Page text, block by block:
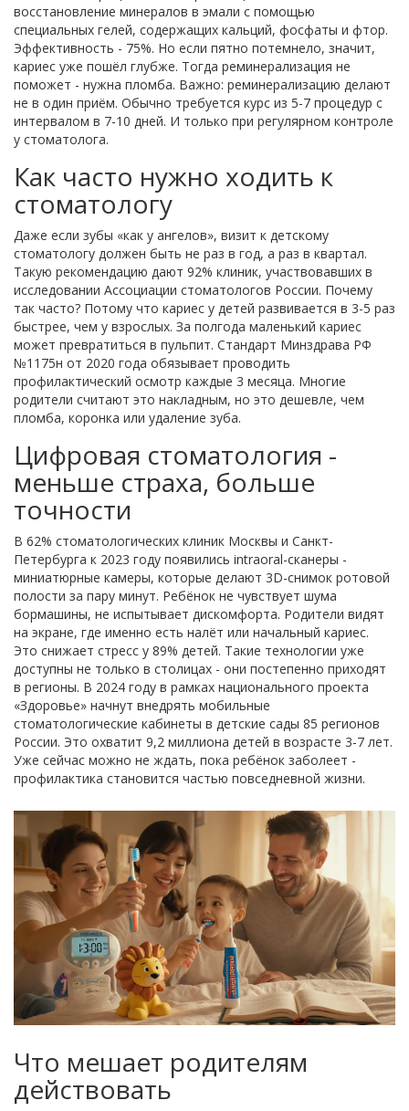
восстановление минералов в эмали с помощью
специальных гелей, содержащих кальций, фосфаты и фтор.
Эффективность - 75%. Но если пятно потемнело, значит,
кариес уже пошёл глубже. Тогда реминерализация не
поможет - нужна пломба. Важно: реминерализацию делают
не в один приём. Обычно требуется курс из 5-7 процедур с
интервалом в 7-10 дней. И только при регулярном контроле
у стоматолога.
Как часто нужно ходить к
стоматологу
Даже если зубы «как у ангелов», визит к детскому
стоматологу должен быть не раз в год, а раз в квартал.
Такую рекомендацию дают 92% клиник, участвовавших в
исследовании Ассоциации стоматологов России. Почему
так часто? Потому что кариес у детей развивается в 3-5 раз
быстрее, чем у взрослых. За полгода маленький кариес
может превратиться в пульпит. Стандарт Минздрава РФ
№1175н от 2020 года обязывает проводить
профилактический осмотр каждые 3 месяца. Многие
родители считают это накладным, но это дешевле, чем
пломба, коронка или удаление зуба.
Цифровая стоматология -
меньше страха, больше
точности
В 62% стоматологических клиник Москвы и Санкт-
Петербурга к 2023 году появились intraoral-сканеры -
миниатюрные камеры, которые делают 3D-снимок ротовой
полости за пару минут. Ребёнок не чувствует шума
бормашины, не испытывает дискомфорта. Родители видят
на экране, где именно есть налёт или начальный кариес.
Это снижает стресс у 89% детей. Такие технологии уже
доступны не только в столицах - они постепенно приходят
в регионы. В 2024 году в рамках национального проекта
«Здоровье» начнут внедрять мобильные
стоматологические кабинеты в детские сады 85 регионов
России. Это охватит 9,2 миллиона детей в возрасте 3-7 лет.
Уже сейчас можно не ждать, пока ребёнок заболеет -
профилактика становится частью повседневной жизни.
Что мешает родителям
действовать